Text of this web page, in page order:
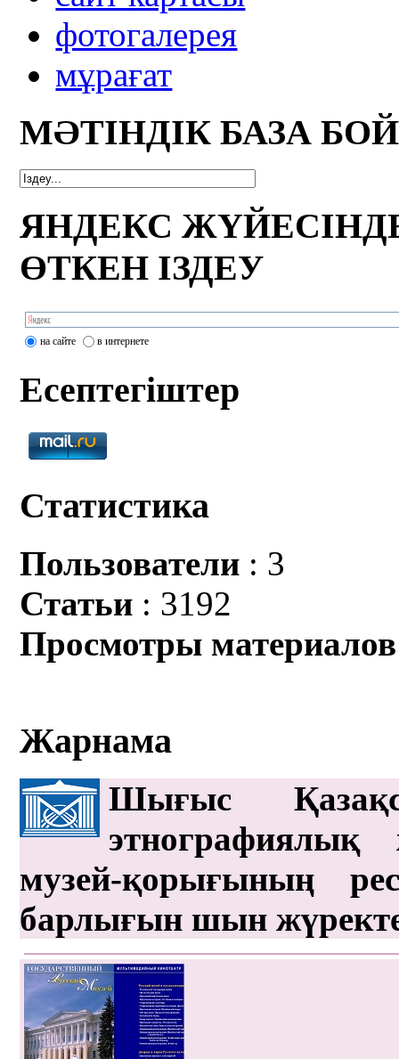
фотогалерея
мұрағат
МӘТІНДІК БАЗА
ЯНДЕКС
ӨТКЕН ІЗДЕУ
на сайте в интернете
Есептегіштер
Статистика
Пользователи : 3
Статьи : 3192
Просмотры материалов
Жарнама
Шығыс
этнографиялық
музей-қорығының
барлығын шын